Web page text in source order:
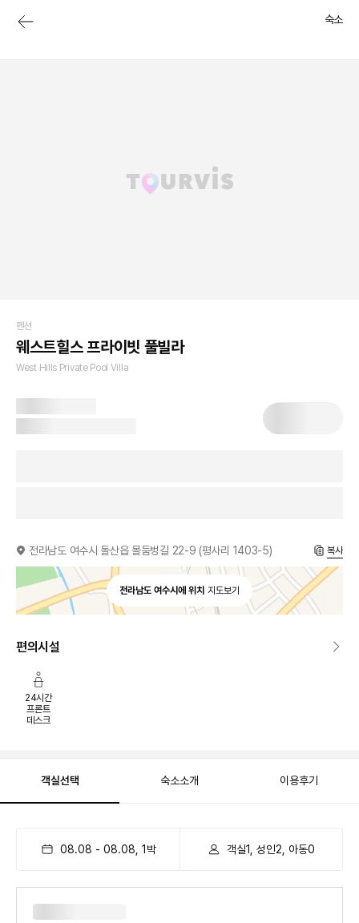
숙소
펜션
웨스트힐스 프라이빗 풀빌라
West Hills Private Pool Villa
전라남도 여수시 돌산읍 몰둠벙길 22-9 (평사리 1403-5) 복사
전라남도 여수시에 위치 지도보기
편의시설
24시간
프론트
데스크
객실선택 숙소소개 이용후기
08.08 - 08.08 1 박 객실1, 성인2, 아동0